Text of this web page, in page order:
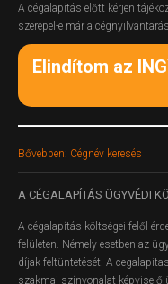
A cégalapítás előtt kérjen
szerepel-e már a
Elindítom az
Bővebben: Cégnév keresés
A CÉGALAPÍTÁS ÜGYVÉDI
A cégalapítás költségei felől
felületen. Némely esetben az
díjak feltüntetését. A
szakmai színvonalat képviselő